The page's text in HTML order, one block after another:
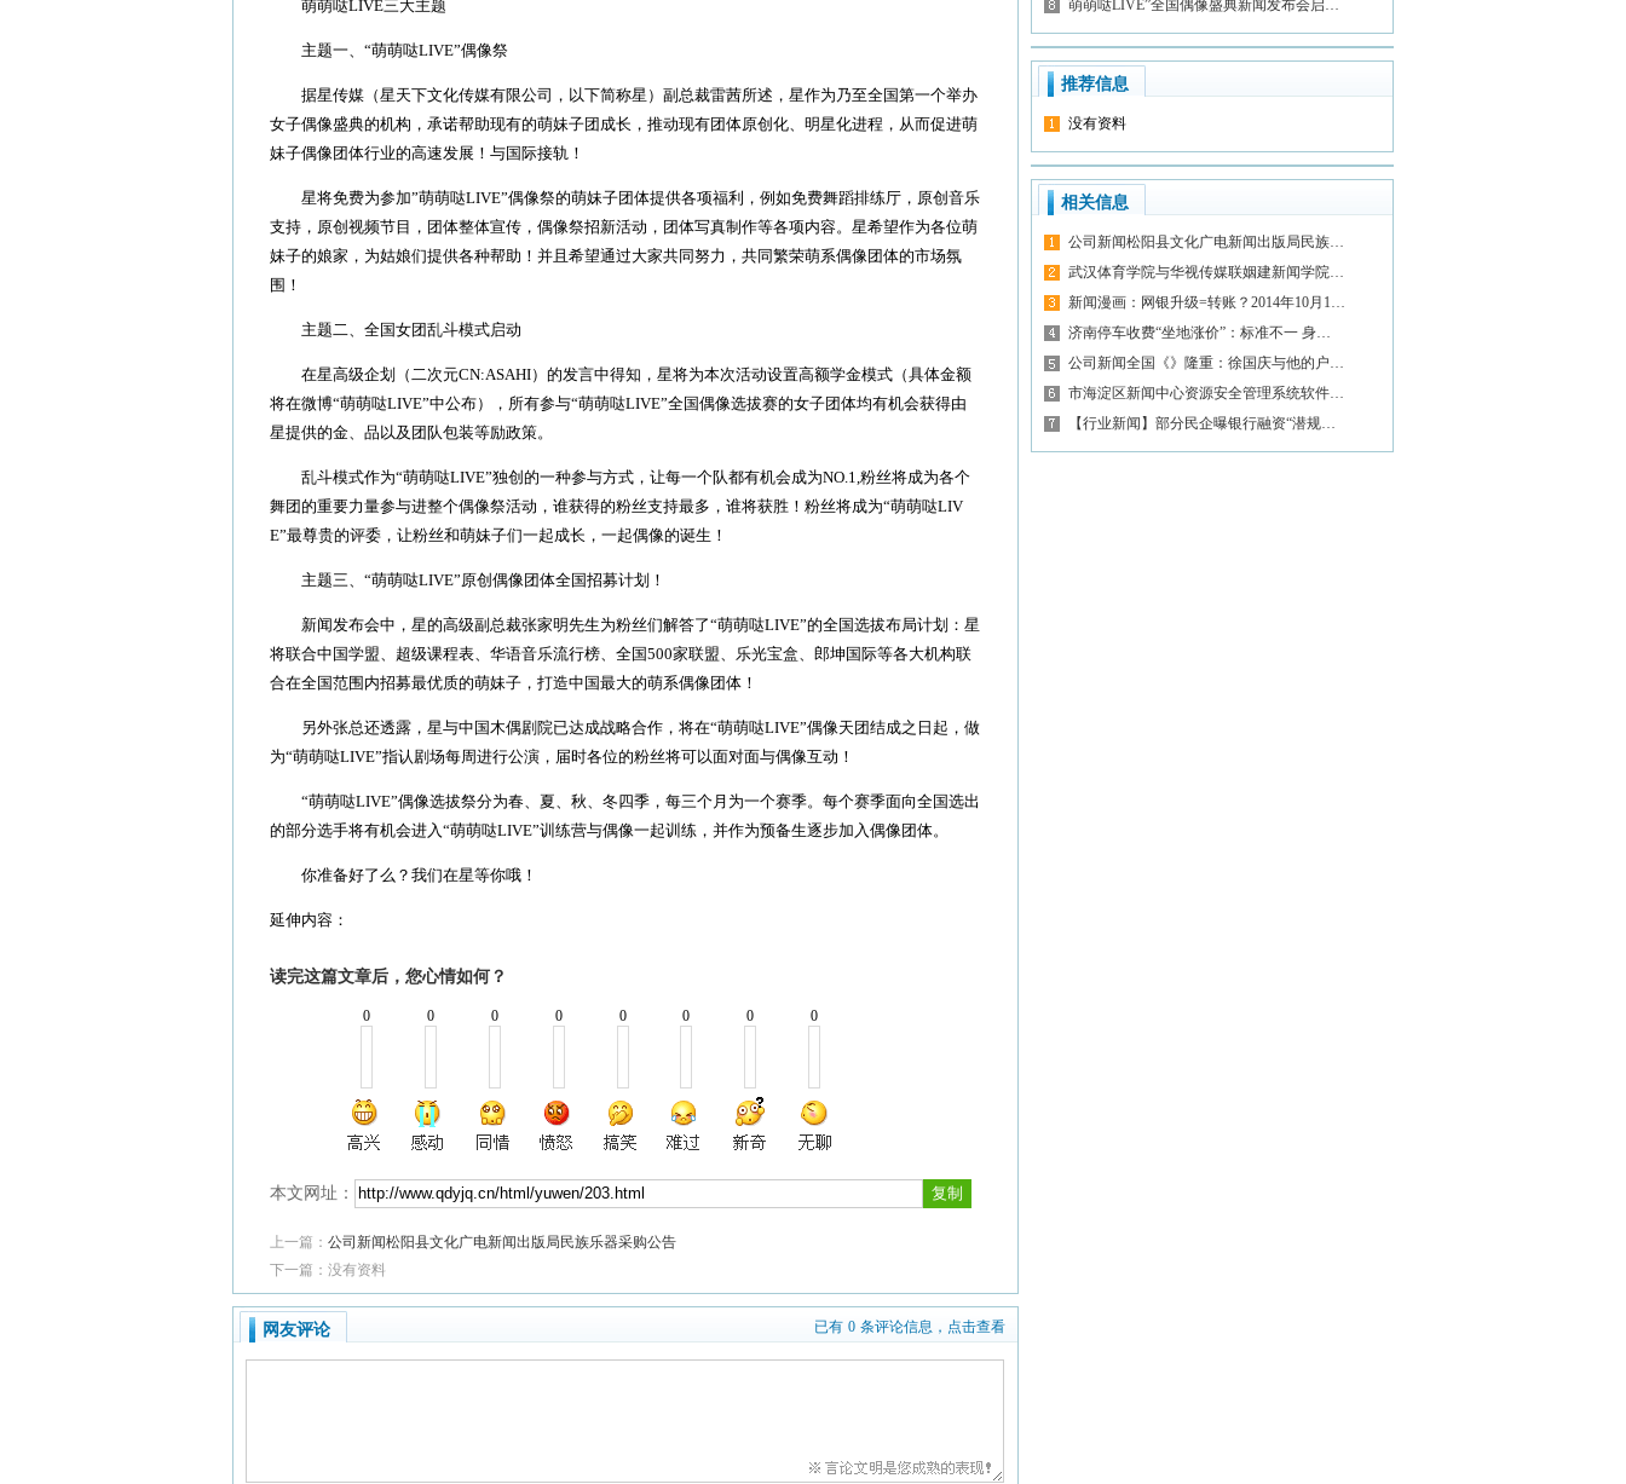
萌萌哒LIVE三大主题
主题一、“萌萌哒LIVE”偶像祭
据星传媒（星天下文化传媒有限公司，以下简称星）副总裁雷茜所述，星作为乃至全国第一个举办
女子偶像盛典的机构，承诺帮助现有的萌妹子团成长，推动现有团体原创化、明星化进程，从而促进萌
妹子偶像团体行业的高速发展！与国际接轨！
星将免费为参加”萌萌哒LIVE”偶像祭的萌妹子团体提供各项福利，例如免费舞蹈排练厅，原创音乐
支持，原创视频节目，团体整体宣传，偶像祭招新活动，团体写真制作等各项内容。星希望作为各位萌
妹子的娘家，为姑娘们提供各种帮助！并且希望通过大家共同努力，共同繁荣萌系偶像团体的市场氛
围！
主题二、全国女团乱斗模式启动
在星高级企划（二次元CN:ASAHI）的发言中得知，星将为本次活动设置高额学金模式（具体金额
将在微博“萌萌哒LIVE”中公布），所有参与“萌萌哒LIVE”全国偶像选拔赛的女子团体均有机会获得由
星提供的金、品以及团队包装等励政策。
乱斗模式作为“萌萌哒LIVE”独创的一种参与方式，让每一个队都有机会成为NO.1,粉丝将成为各个
舞团的重要力量参与进整个偶像祭活动，谁获得的粉丝支持最多，谁将获胜！粉丝将成为“萌萌哒LIV
E”最尊贵的评委，让粉丝和萌妹子们一起成长，一起偶像的诞生！
主题三、“萌萌哒LIVE”原创偶像团体全国招募计划！
新闻发布会中，星的高级副总裁张家明先生为粉丝们解答了“萌萌哒LIVE”的全国选拔布局计划：星
将联合中国学盟、超级课程表、华语音乐流行榜、全国500家联盟、乐光宝盒、郎坤国际等各大机构联
合在全国范围内招募最优质的萌妹子，打造中国最大的萌系偶像团体！
另外张总还透露，星与中国木偶剧院已达成战略合作，将在“萌萌哒LIVE”偶像天团结成之日起，做
为“萌萌哒LIVE”指认剧场每周进行公演，届时各位的粉丝将可以面对面与偶像互动！
“萌萌哒LIVE”偶像选拔祭分为春、夏、秋、冬四季，每三个月为一个赛季。每个赛季面向全国选出
的部分选手将有机会进入“萌萌哒LIVE”训练营与偶像一起训练，并作为预备生逐步加入偶像团体。
你准备好了么？我们在星等你哦！
延伸内容：
读完这篇文章后，您心情如何？
0 0 0 0 0 0 0 0
本文网址：
上一篇： 公司新闻松阳县文化广电新闻出版局民族乐器采购公告
下一篇：没有资料
已有 0 条评论信息，点击查看
网友评论
萌萌哒LIVE”全国偶像盛典新闻发布会启…
推荐信息
没有资料
相关信息
公司新闻松阳县文化广电新闻出版局民族…
武汉体育学院与华视传媒联姻建新闻学院…
新闻漫画：网银升级=转账？2014年10月1…
济南停车收费“坐地涨价”：标准不一 身…
公司新闻全国《》隆重：徐国庆与他的户…
市海淀区新闻中心资源安全管理系统软件…
【行业新闻】部分民企曝银行融资“潜规…